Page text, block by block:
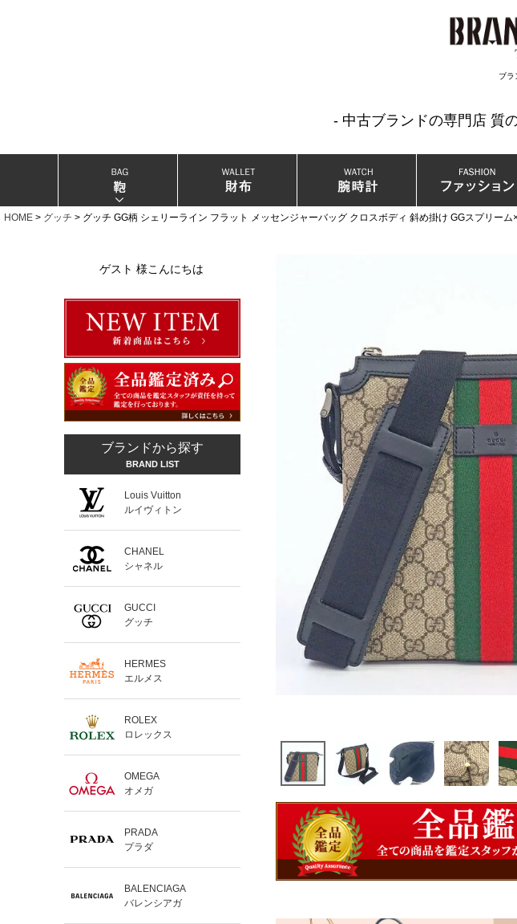
ブラ
- 中古ブランドの専門店 質
当店厳選ブランドバック
当店厳選ブランドジュエリー
HOME グッチ グッチ GG柄 シェリーライン フラット メッセンジャーバッグ クロスボディ 斜め掛け GGスプリー
ゲスト 様こんにちは
ブランドから探す
BRAND LIST
Louis Vuitton
ルイヴィトン
CHANEL
シャネル
GUCCI
グッチ
HERMES
エルメス
ROLEX
ロレックス
OMEGA
オメガ
PRADA
プラダ
BALENCIAGA
バレンシアガ